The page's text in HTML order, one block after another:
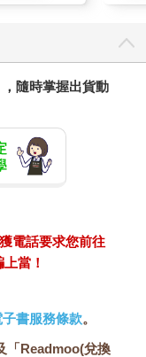
隨時掌握出貨動
電話要求您前往
當！
書服務條款。
「Readmoo(兌換